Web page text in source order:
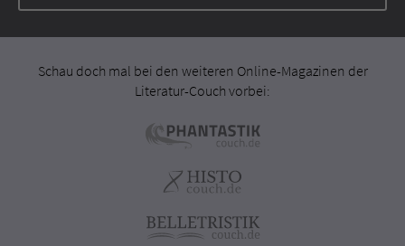
Schau doch mal bei den weiteren Online-Magazinen der
Literatur-Couch vorbei: